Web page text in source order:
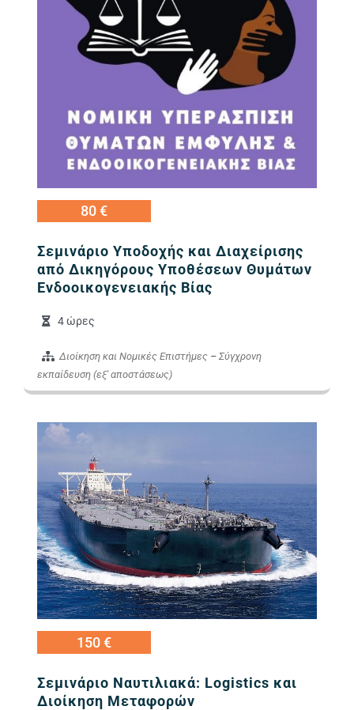
80 €
Σεμινάριο Υποδοχής και Διαχείρισης
από Δικηγόρους Υποθέσεων Θυμάτων
Ενδοοικογενειακής Βίας
4 ώρες
Διοίκηση και Νομικές Επιστήμες –Σύγχρονη
εκπαίδευση (εξ' αποστάσεως)
150 €
Σεμινάριο Ναυτιλιακά: Logistics και
Διοίκηση Μεταφορών